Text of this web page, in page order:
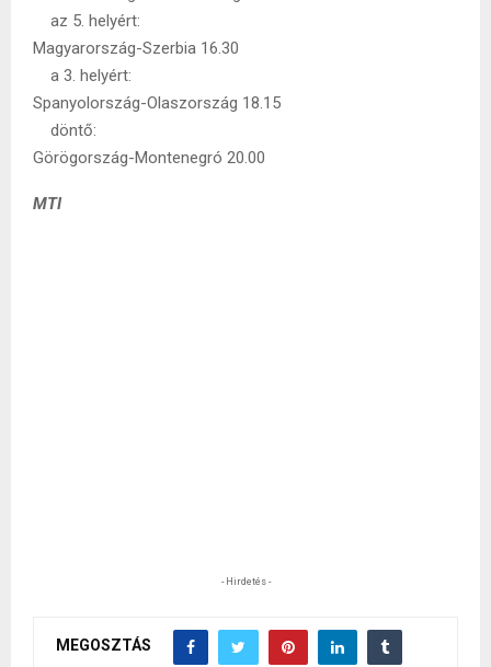
az 5. helyért:
Magyarország-Szerbia 16.30
a 3. helyért:
Spanyolország-Olaszország 18.15
döntő:
Görögország-Montenegró 20.00
MTI
- Hirdetés -
MEGOSZTÁS